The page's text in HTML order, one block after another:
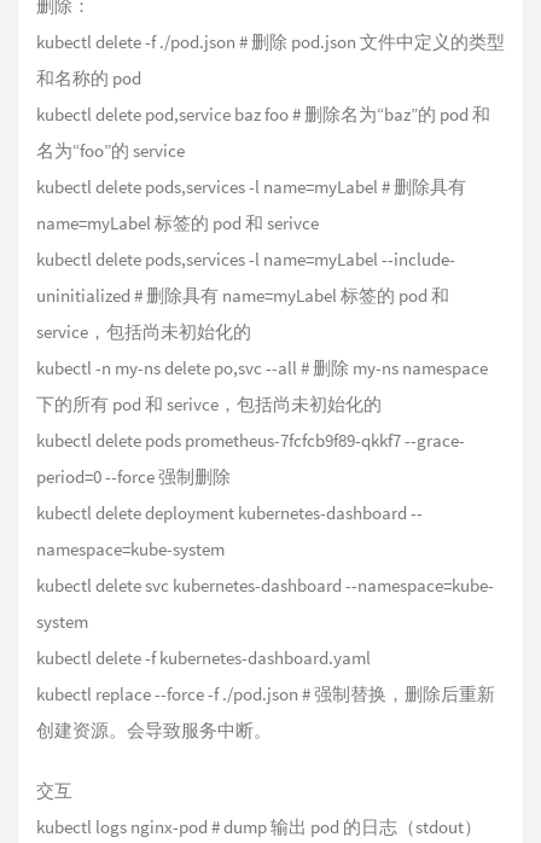
删除：
kubectl delete -f ./pod.json # 删除 pod.json 文件中定义的类型
和名称的 pod
kubectl delete pod,service baz foo # 删除名为“baz”的 pod 和
名为“foo”的 service
kubectl delete pods,services -l name=myLabel # 删除具有
name=myLabel 标签的 pod 和 serivce
kubectl delete pods,services -l name=myLabel --include-
uninitialized # 删除具有 name=myLabel 标签的 pod 和
service，包括尚未初始化的
kubectl -n my-ns delete po,svc --all # 删除 my-ns namespace
下的所有 pod 和 serivce，包括尚未初始化的
kubectl delete pods prometheus-7fcfcb9f89-qkkf7 --grace-
period=0 --force 强制删除
kubectl delete deployment kubernetes-dashboard --
namespace=kube-system
kubectl delete svc kubernetes-dashboard --namespace=kube-
system
kubectl delete -f kubernetes-dashboard.yaml
kubectl replace --force -f ./pod.json # 强制替换，删除后重新
创建资源。会导致服务中断。
交互
kubectl logs nginx-pod # dump 输出 pod 的日志（stdout）